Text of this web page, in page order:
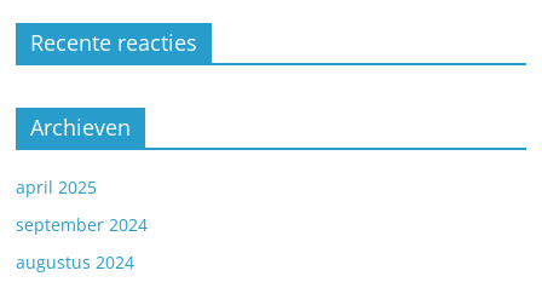
Recente reacties
Archieven
april 2025
september 2024
augustus 2024